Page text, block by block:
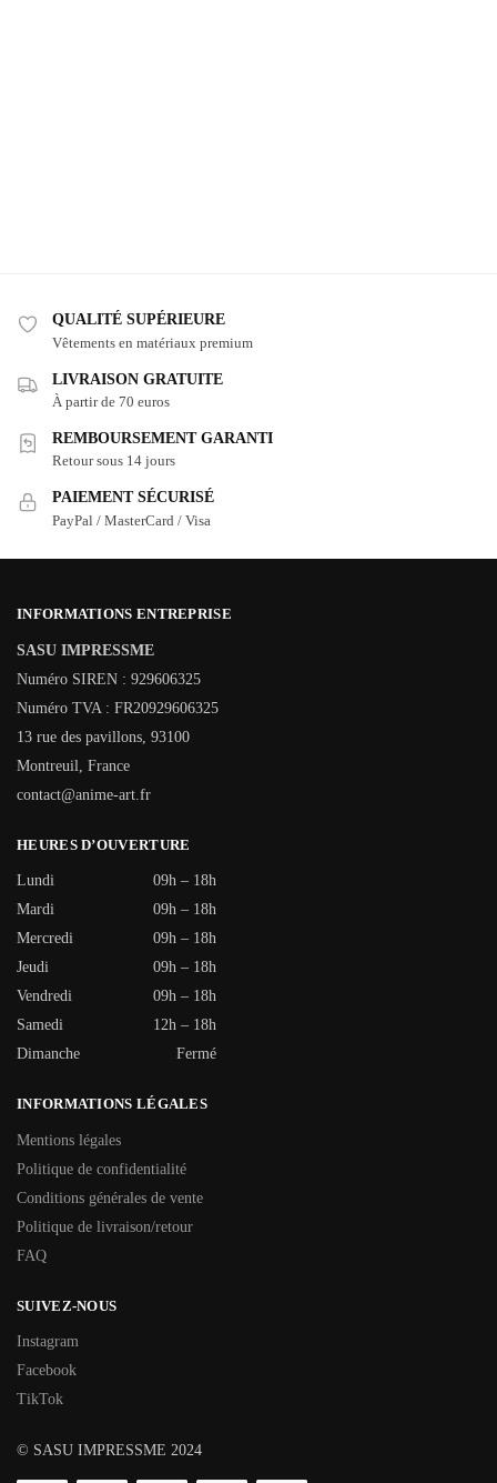
QUALITÉ SUPÉRIEURE
Vêtements en matériaux premium
LIVRAISON GRATUITE
À partir de 70 euros
REMBOURSEMENT GARANTI
Retour sous 14 jours
PAIEMENT SÉCURISÉ
PayPal / MasterCard / Visa
INFORMATIONS ENTREPRISE
SASU IMPRESSME
Numéro SIREN : 929606325
Numéro TVA : FR20929606325
13 rue des pavillons, 93100
Montreuil, France
contact@anime-art.fr
HEURES D’OUVERTURE
Lundi
09h – 18h
Mardi
09h – 18h
Mercredi
09h – 18h
Jeudi
09h – 18h
Vendredi
09h – 18h
Samedi
12h – 18h
Dimanche
Fermé
INFORMATIONS LÉGALES
Mentions légales
Politique de confidentialité
Conditions générales de vente
Politique de livraison/retour
FAQ
SUIVEZ-NOUS
Instagram
Facebook
TikTok
© SASU IMPRESSME 2024